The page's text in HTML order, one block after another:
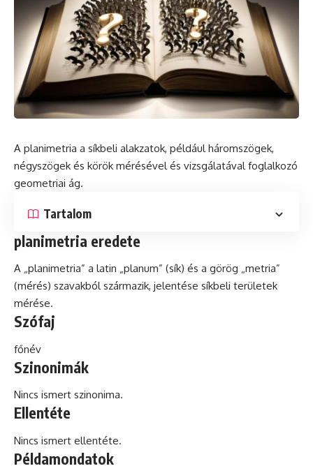
A planimetria a síkbeli alakzatok, például háromszögek,
négyszögek és körök mérésével és vizsgálatával foglalkozó
geometriai ág.
Tartalom
planimetria eredete
A „planimetria” a latin „planum” (sík) és a görög „metria”
(mérés) szavakból származik, jelentése síkbeli területek
mérése.
Szófaj
főnév
Szinonimák
Nincs ismert szinonima.
Ellentéte
Nincs ismert ellentéte.
Példamondatok